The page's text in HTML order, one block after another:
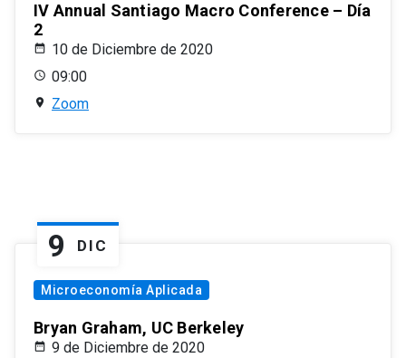
IV Annual Santiago Macro Conference – Día
2
10 de Diciembre de 2020
09:00
Zoom
9 DIC
Microeconomía Aplicada
Bryan Graham, UC Berkeley
9 de Diciembre de 2020